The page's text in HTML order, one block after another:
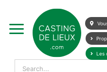
content
Les
Search